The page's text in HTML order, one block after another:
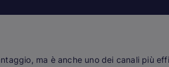
ma è anche uno dei canali più